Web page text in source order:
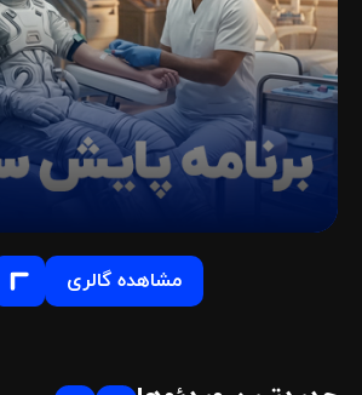
مشاهده گالری